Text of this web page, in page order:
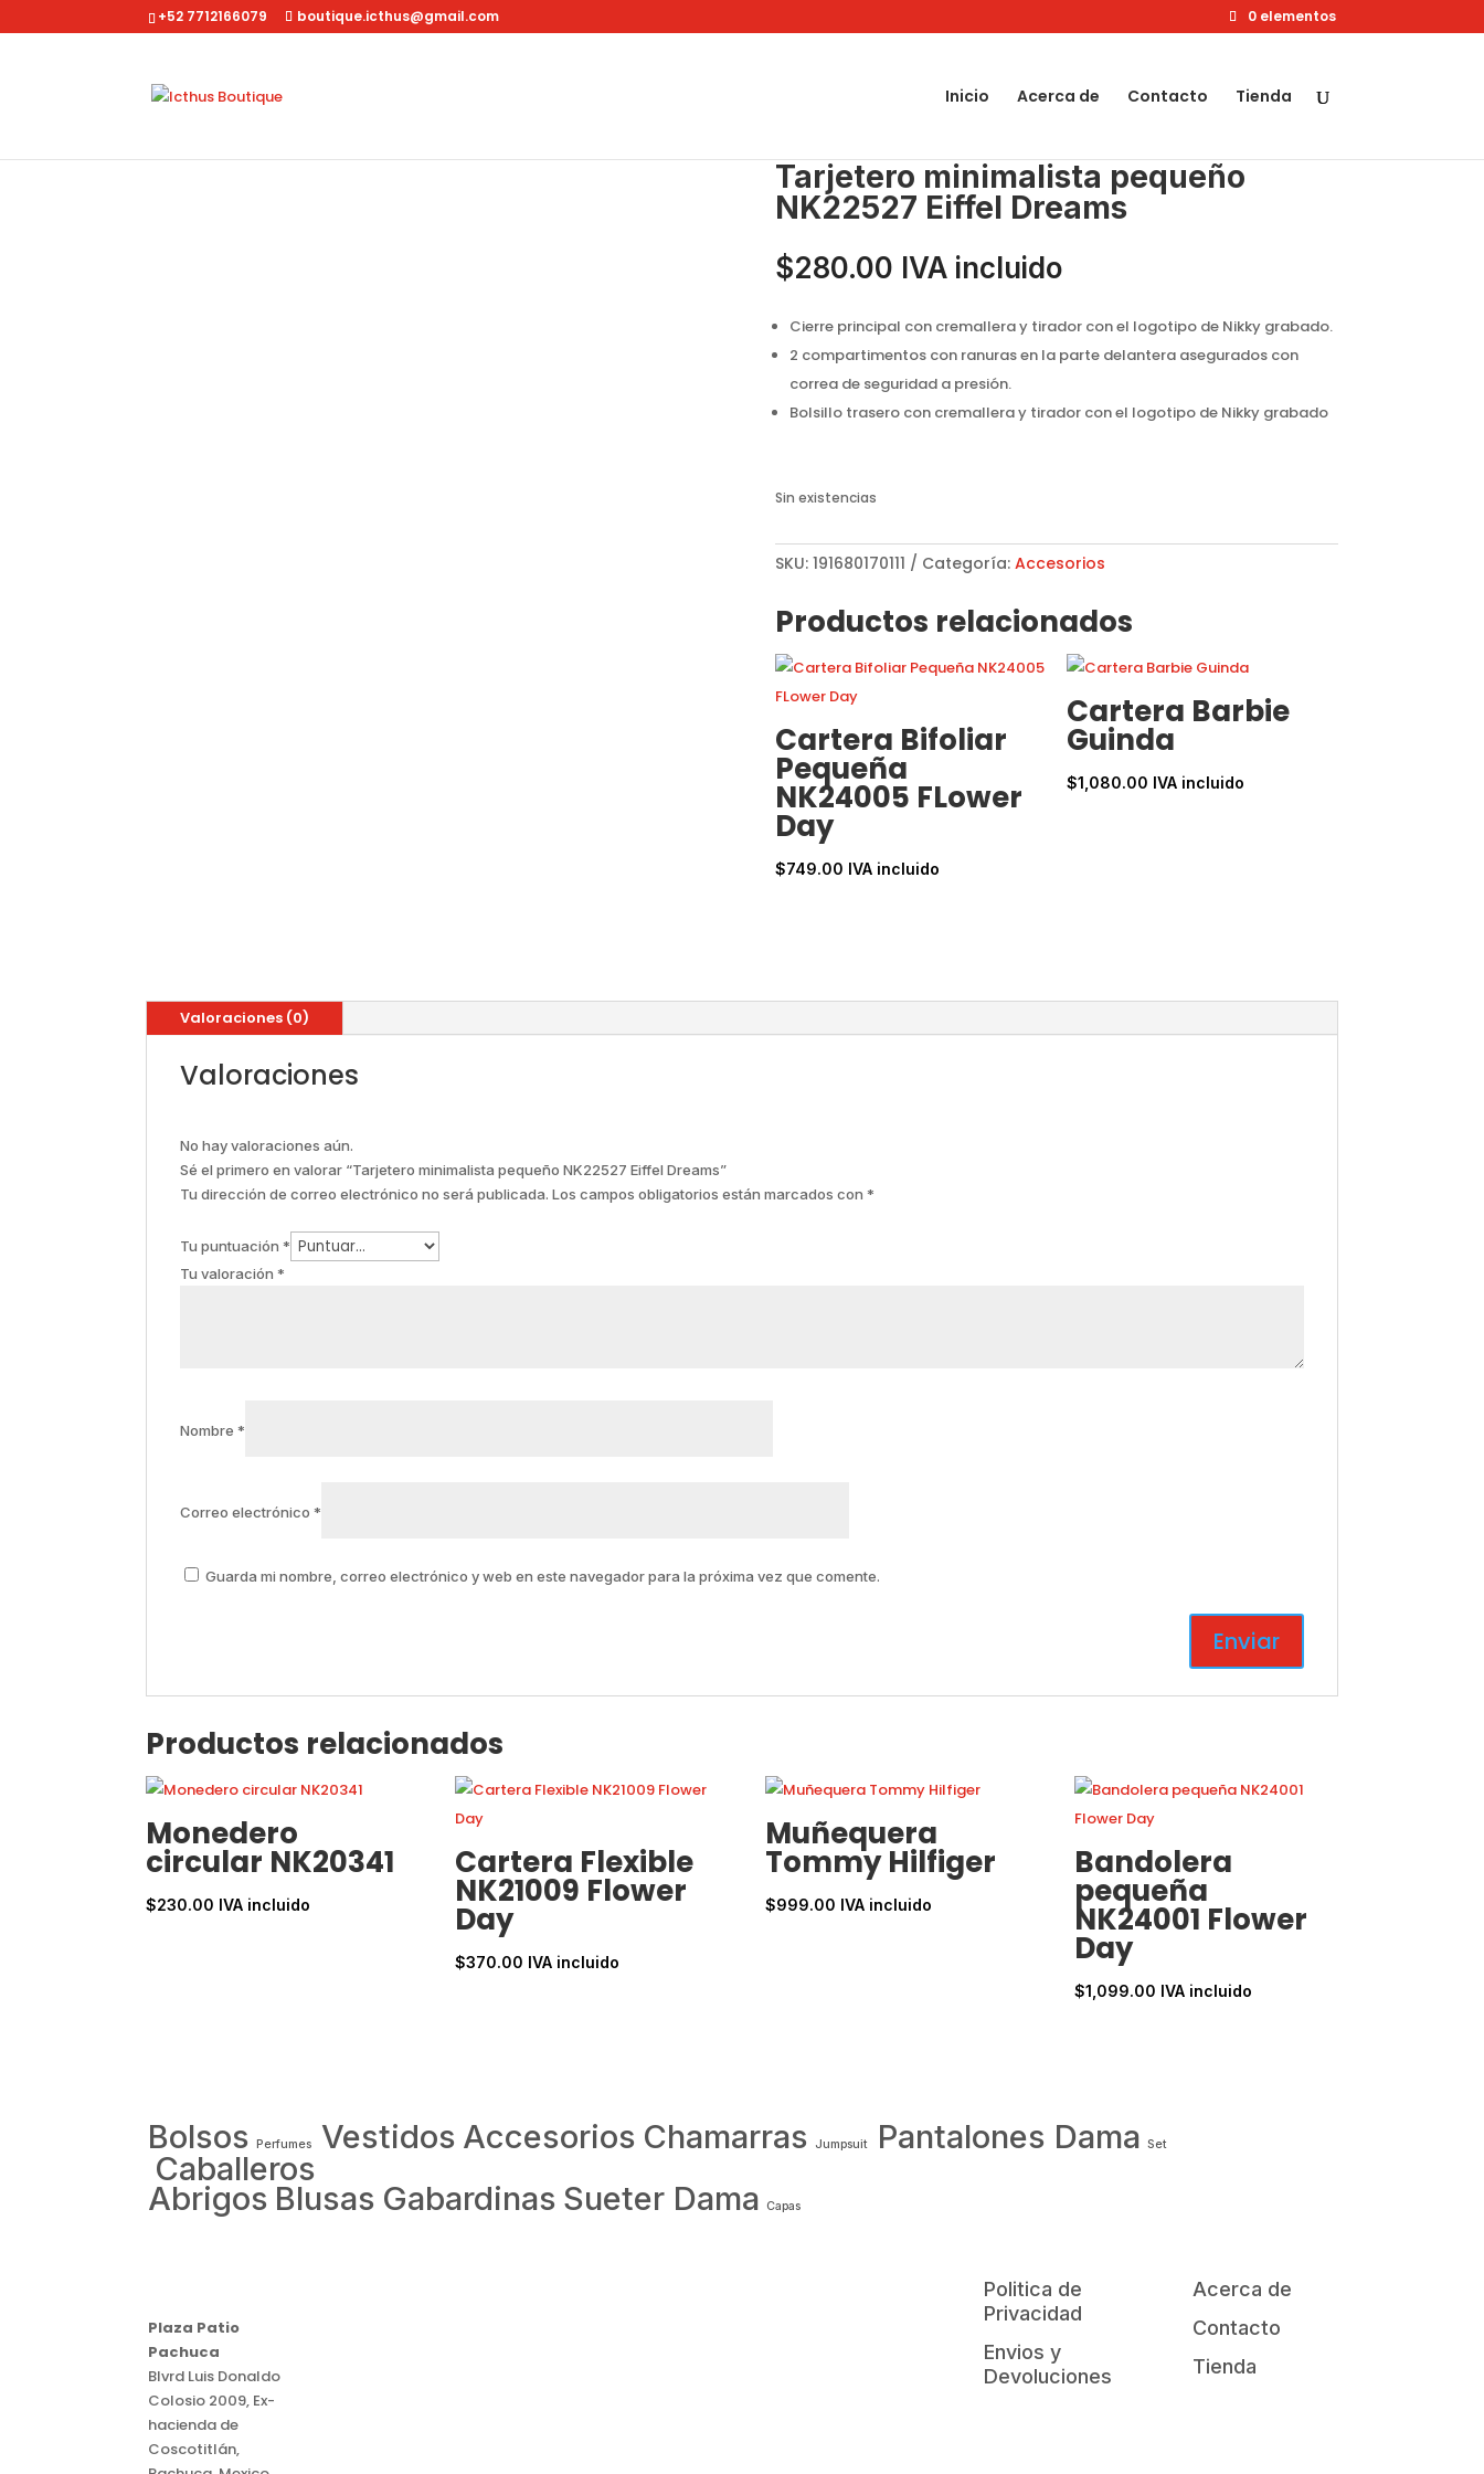
+52 7712166079 boutique.icthus@gmail.com 0 elementos
Inicio Acerca de Contacto Tienda
Tarjetero minimalista pequeño
NK22527 Eiffel Dreams
$280.00 IVA incluido
Cierre principal con cremallera y tirador con el logotipo de Nikky grabado.
2 compartimentos con ranuras en la parte delantera asegurados con
correa de seguridad a presión.
Bolsillo trasero con cremallera y tirador con el logotipo de Nikky grabado
Sin existencias
SKU: 191680170111 Categoría: Accesorios
Productos relacionados
Cartera Bifoliar
Pequeña
NK24005 FLower
Day
$749.00 IVA incluido
Cartera Barbie
Guinda
$1,080.00 IVA incluido
Valoraciones (0)
Valoraciones
No hay valoraciones aún.
Sé el primero en valorar “Tarjetero minimalista pequeño NK22527 Eiffel Dreams”
Tu dirección de correo electrónico no será publicada. Los campos obligatorios están marcados con *
Tu puntuación *
Tu valoración *
Nombre *
Correo electrónico *
Guarda mi nombre, correo electrónico y web en este navegador para la próxima vez que comente.
Productos relacionados
Monedero
circular NK20341
$230.00 IVA incluido
Cartera Flexible
NK21009 Flower
Day
$370.00 IVA incluido
Muñequera
Tommy Hilfiger
$999.00 IVA incluido
Bandolera
pequeña
NK24001 Flower
Day
$1,099.00 IVA incluido
Bolsos Perfumes Vestidos Accesorios Chamarras Jumpsuit Pantalones Dama Set
Caballeros
Abrigos Blusas Gabardinas Sueter Dama Capas
Plaza Patio
Pachuca
Blvrd Luis Donaldo
Colosio 2009, Ex-
hacienda de
Coscotitlán,
Politica de
Privacidad
Envios y
Devoluciones
Acerca de
Contacto
Tienda